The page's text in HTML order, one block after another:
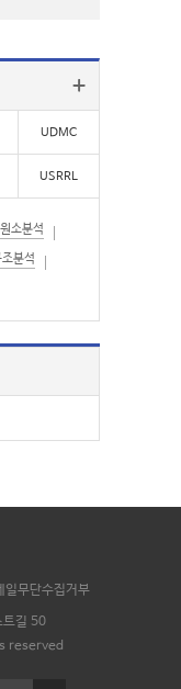
UDMC
USRRL
원소분석
분석
일무단수집거부
트길 50
reserved